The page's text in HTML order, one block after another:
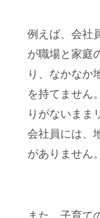
例えば、会社
が職場と家庭
り、なかなか
を持てません
りがないまま
会社員には、
がありません。